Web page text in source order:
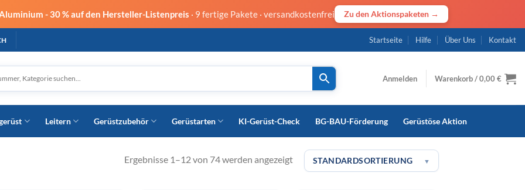
-30 % auf den Hersteller-Listenpreis · 9 fertige Pakete · versandkostenfrei Zu den Aktionspaketen →
Startseite Hilfe Über Uns Kontakt
Anmelden Warenkorb /0,00€
Leitern Gerüstzubehör Gerüstarten KI-Gerüst-Check BG-BAU-Förderung Gerüstöse Aktion
Ergebnisse 1–12 von 74 werden angezeigt STANDARDSORTIERUNG ▼